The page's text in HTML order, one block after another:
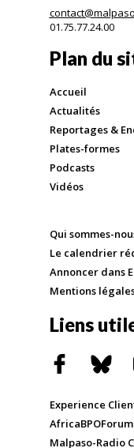
01.75.77.24.00
Plan du
Accueil
Actualités
Reportages &
Plates-formes
Podcasts
Vidéos
Qui sommes-
Le calendrier
Annoncer dans
Mentions
Liens
Experience
AfricaBPOForum
Malpaso-Radio